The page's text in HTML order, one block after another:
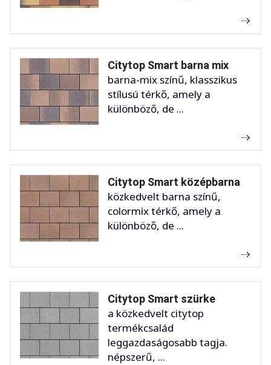
Citytop Smart barna mix
barna-mix színű, klasszikus
stílusú térkő, amely a
különböző, de ...
Citytop Smart középbarna
közkedvelt barna színű,
colormix térkő, amely a
különböző, de ...
Citytop Smart szürke
a közkedvelt citytop
termékcsalád
leggazdaságosabb tagja.
népszerű, ...